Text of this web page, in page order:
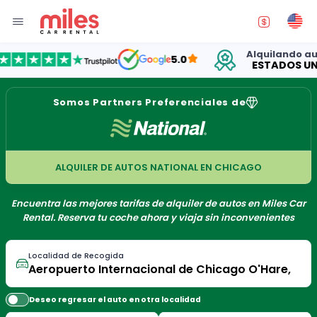
5.0 Alquilando autos
ESTADOS UNIDOS
Somos Partners Preferenciales de
ALQUILER DE AUTOS NATIONAL EN CHICAGO
Encuentra las mejores tarifas de alquiler de autos en Miles Car
Rental. Reserva tu coche ahora y viaja sin inconvenientes
Localidad de Recogida
Deseo regresar el auto en otra localidad